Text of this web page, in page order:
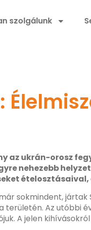
szolgálunk
az ukrán-orosz
nehezebb
sokmindent, jártak
területén. Az utóbbi
A jelen